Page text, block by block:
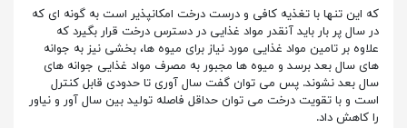
که این تنها با تغذیه کافی و درست درخت امکانپذیر است به گونه ای که
در سال پر بار باید آنقدر مواد غذایی در دسترس درخت قرار بگیرد که
علاوه بر تامین مواد غذایی مورد نیاز برای میوه ها، بخشی نیز به جوانه
های سال بعد برسد و میوه ها مجبور به مصرف مواد غذایی جوانه های
سال بعد نشوند. پس می توان گفت سال آوری تا حدودی قابل کنترل
است و با تقویت درخت می توان حداقل فاصله تولید بین سال آور و نیاور
را کاهش داد.